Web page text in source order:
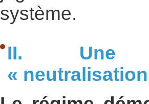
système.
II. Une
«